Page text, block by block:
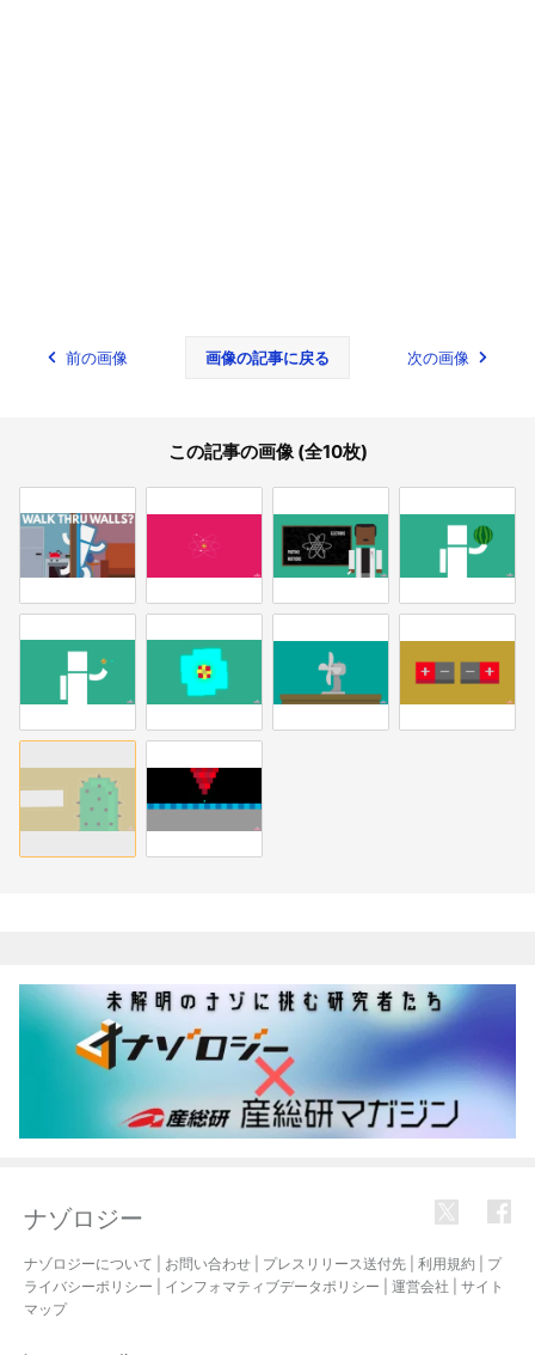
前の画像 画像の記事に戻る 次の画像
この記事の画像 (全10枚)
ナゾロジー
ナゾロジーについて お問い合わせ プレスリリース送付先 利用規約
プ
ライバシーポリシー
インフォマティブデータポリシー 運営会社
サイト
マップ